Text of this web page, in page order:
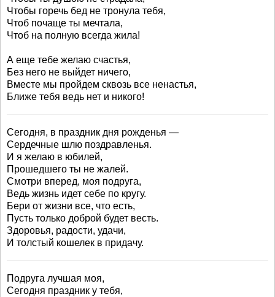
Чтобы горечь бед не тронула тебя,
Чтоб почаще ты мечтала,
Чтоб на полную всегда жила!
А еще тебе желаю счастья,
Без него не выйдет ничего,
Вместе мы пройдем сквозь все ненастья,
Ближе тебя ведь нет и никого!
Сегодня, в праздник дня рожденья —
Сердечные шлю поздравленья.
И я желаю в юбилей,
Прошедшего ты не жалей.
Смотри вперед, моя подруга,
Ведь жизнь идет себе по кругу.
Бери от жизни все, что есть,
Пусть только доброй будет весть.
Здоровья, радости, удачи,
И толстый кошелек в придачу.
Подруга лучшая моя,
Сегодня праздник у тебя,